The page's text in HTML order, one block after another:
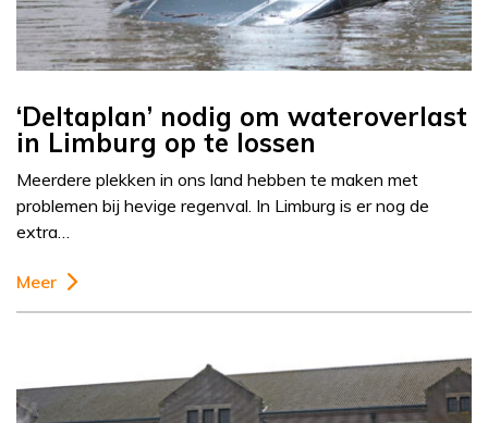
‘Deltaplan’ nodig om wateroverlast
in Limburg op te lossen
Meerdere plekken in ons land hebben te maken met
problemen bij hevige regenval. In Limburg is er nog de
extra…
Meer